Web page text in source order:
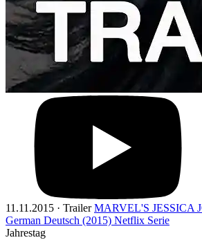
11.11.2015 · TrailerMARVEL'S JESSICA
German Deutsch (2015) Netflix Serie
Jahrestag